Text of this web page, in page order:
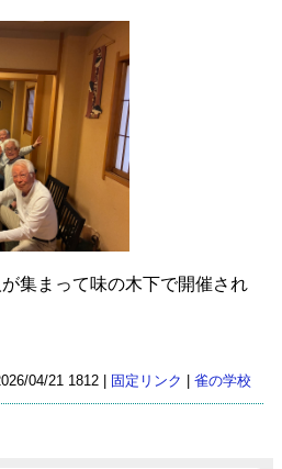
集まって味の木下で開催され
04/21 1812 | 固定リンク 雀の学校